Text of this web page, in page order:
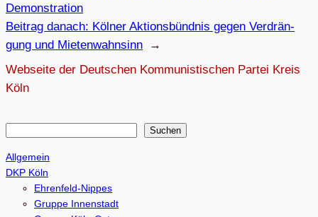
Demonstration
Beitrag danach: Köl­ner Akti­ons­bünd­nis gegen Ver­drän­
gung und Mietenwahnsinn
→
Webseite der Deutschen Kommunistischen Partei Kreis
Köln
c
Suchen
Allgemein
DKP Köln
Ehrenfeld-Nippes
Gruppe Innenstadt